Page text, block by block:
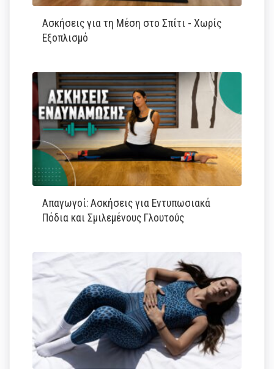
Ασκήσεις για τη Μέση στο Σπίτι - Χωρίς
Εξοπλισμό
Απαγωγοί: Ασκήσεις για Εντυπωσιακά
Πόδια και Σμιλεμένους Γλουτούς